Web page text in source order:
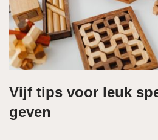
Vijf tips voor leuk
geven